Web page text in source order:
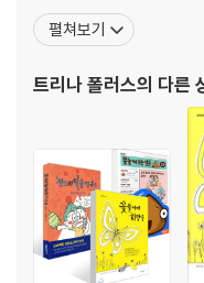
문이 막히면 담을 넘으면 되지
이야기의 완성도가 높고 감동
인물의 이름에서부터 남다
등장인물의 개성이 뚜렷하고
무엇보다 묘사를 통한 정황
_심사위원: 김경연(아동문
가)
소원 내기
『달라질 거야』
만 아니라, 조각가인 만큼
체 생활을 유지하는 데 쓰기도 했다. 그레일에서 하는
립하는 일을 도왔고, 그외에
펼쳐보기
트리나 폴러스의 다른